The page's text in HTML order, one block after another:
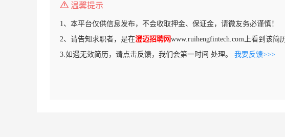
温馨提示
1、本平台仅供信息发布，不会收取押金、保证金，请微友务必谨慎！
2、请告知求职者，是在澄迈招聘网www.ruihengfintech.com上看到该简
3.如遇无效简历，请点击反馈，我们会第一时间 处理。 我要反馈>>>